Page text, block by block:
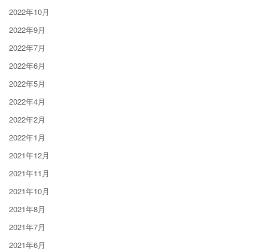
2022年10月
2022年9月
2022年7月
2022年6月
2022年5月
2022年4月
2022年2月
2022年1月
2021年12月
2021年11月
2021年10月
2021年8月
2021年7月
2021年6月